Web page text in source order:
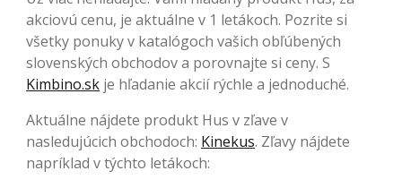
akciovú cenu, je aktuálne v 1 letákoch. Pozrite si
všetky ponuky v katalógoch vašich obľúbených
slovenských obchodov a porovnajte si ceny. S
Kimbino.sk je hľadanie akcií rýchle a jednoduché.
Aktuálne nájdete produkt Hus v zľave v
nasledujúcich obchodoch: Kinekus. Zľavy nájdete
napríklad v týchto letákoch: